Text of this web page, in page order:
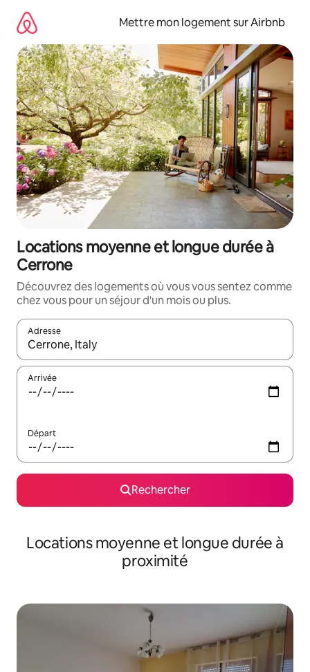
directement
contenu
Mettre mon logement sur Airbnb
Locations moyenne et longue durée à
Cerrone
Découvrez des logements où vous vous sentez comme
chez vous pour un séjour d'un mois ou plus.
Adresse
Lorsque les résultats s'affichent, utilisez les flèches vers le
Arrivée
Départ
Rechercher
Locations moyenne et longue durée à
proximité